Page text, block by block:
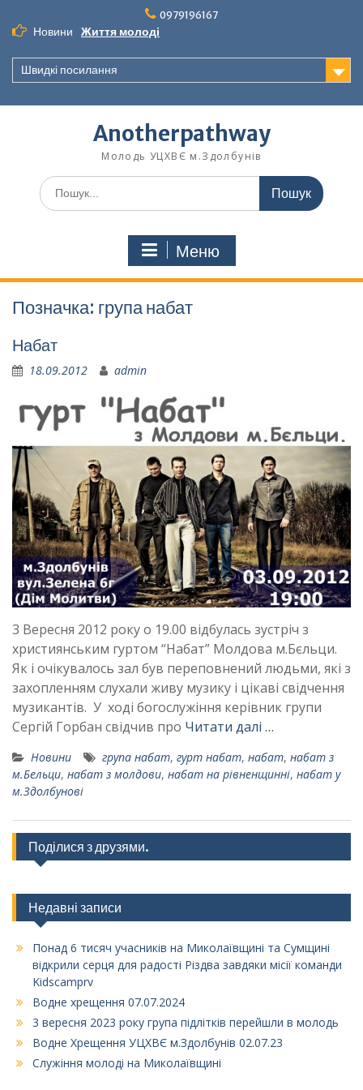
до
вмісту
0979196167
Новини Життя молоді
Швидкі посилання
Anotherpathway
Молодь УЦХВЄ м.Здолбунів
Шукати:
Меню
Позначка: група набат
Набат
18.09.2012 admin
3 Вересня 2012 року о 19.00 відбулась зустріч з
християнським гуртом “Набат” Молдова м.Бєльци.
Як і очікувалось зал був переповнений людьми, які з
захопленням слухали живу музику і цікаві свідчення
музикантів. У ході богослужіння керівник групи
Сергій Горбан свідчив про Читати далі …
Новини група набат, гурт набат, набат, набат з
м.Бельци, набат з молдови, набат на рівненщинні, набат у
м.Здолбунові
Поділися з друзями.
Недавні записи
Понад 6 тисяч учасників на Миколаївщині та Сумщині
відкрили серця для радості Різдва завдяки місії команди
Kidscamprv
Водне хрещення 07.07.2024
3 вересня 2023 року група підлітків перейшли в молодь
Водне Хрещення УЦХВЄ м.Здолбунів 02.07.23
Служіння молоді на Миколаївщині